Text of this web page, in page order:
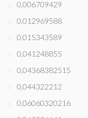
0,006709429
0,012969588
0,015343589
0,041248855
0,04368382515
0,044322212
0,06060320216